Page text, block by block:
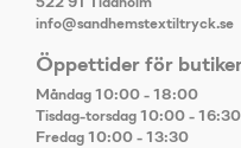
522 91 Tidaholm
info@sandhemstextiltryck.se
Öppettider för
Måndag 10:00 - 18:00
Tisdag-torsdag 10:00 - 16:30
Fredag 10:00 - 13:30